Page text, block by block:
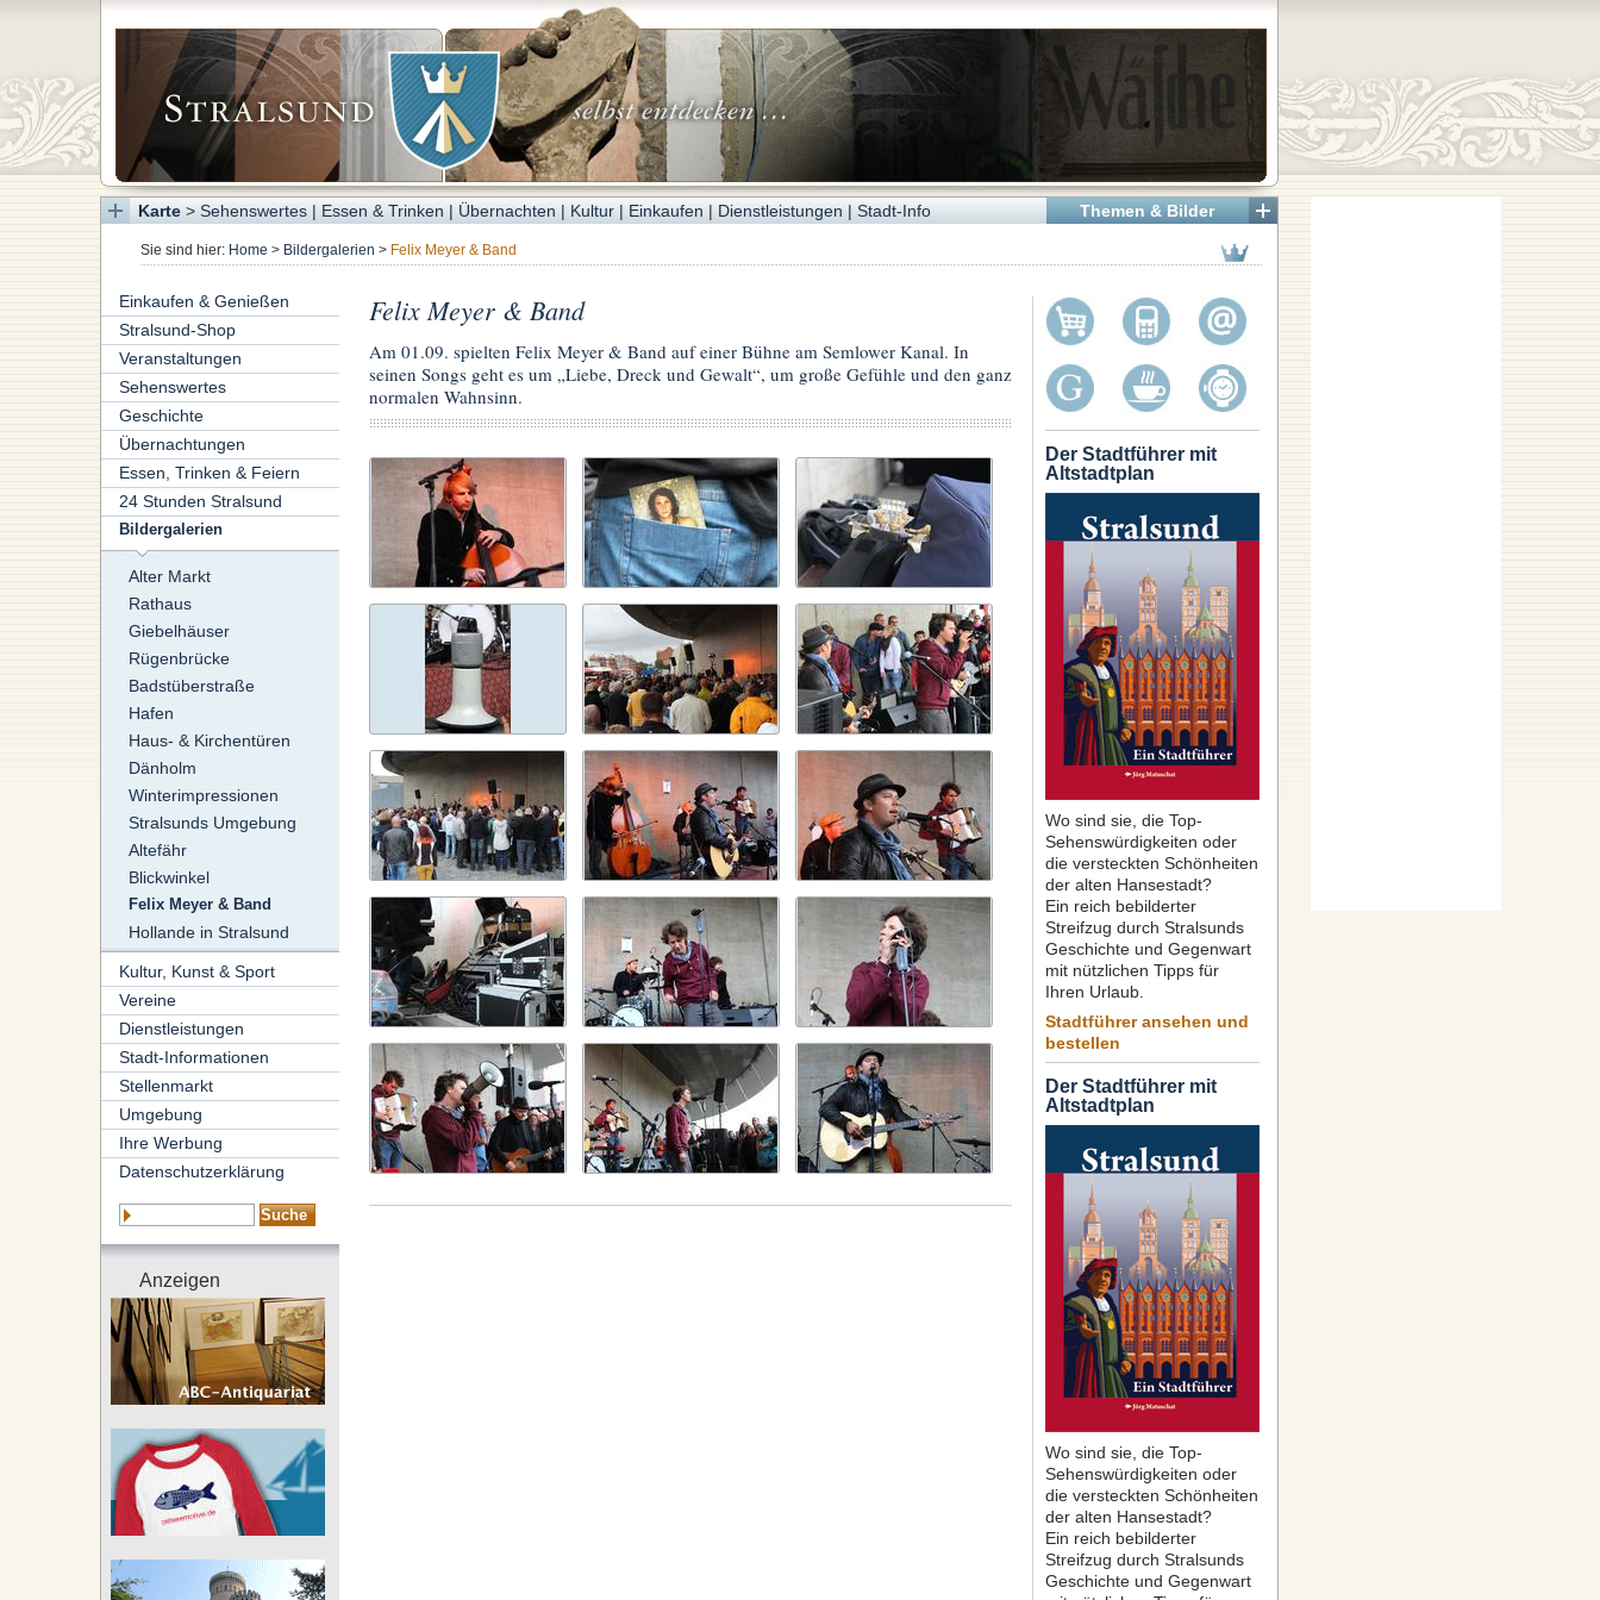
Themen & Bilder
Karte> Sehenswertes| Essen & Trinken | Übernachten | Kultur| Einkaufen | Dienstleistungen | Stadt-Info
Sie sind hier: Home > Bildergalerien > Felix Meyer & Band
Der Stadtführer mit
Altstadtplan
Wo sind sie, die Top-
Sehenswürdigkeiten oder
die versteckten Schönheiten
der alten Hansestadt?
Ein reich bebilderter
Streifzug durch Stralsunds
Geschichte und Gegenwart
mit nützlichen Tipps für
Ihren Urlaub.
Stadtführer ansehen und
bestellen
Der Stadtführer mit
Altstadtplan
Wo sind sie, die Top-
Sehenswürdigkeiten oder
die versteckten Schönheiten
der alten Hansestadt?
Ein reich bebilderter
Streifzug durch Stralsunds
Geschichte und Gegenwart
Einkaufen & Genießen
Stralsund-Shop
Veranstaltungen
Sehenswertes
Geschichte
Übernachtungen
Essen, Trinken & Feiern
24 Stunden Stralsund
Bildergalerien
Alter Markt
Rathaus
Giebelhäuser
Rügenbrücke
Badstüberstraße
Hafen
Haus- & Kirchentüren
Dänholm
Winterimpressionen
Stralsunds Umgebung
Altefähr
Blickwinkel
Felix Meyer & Band
Hollande in Stralsund
Kultur, Kunst & Sport
Vereine
Dienstleistungen
Stadt-Informationen
Stellenmarkt
Umgebung
Ihre Werbung
Datenschutzerklärung
Anzeigen
Felix Meyer & Band
Am 01.09. spielten Felix Meyer & Band auf einer Bühne am Semlower Kanal. In
seinen Songs geht es um „Liebe, Dreck und Gewalt“, um große Gefühle und den ganz
normalen Wahnsinn.